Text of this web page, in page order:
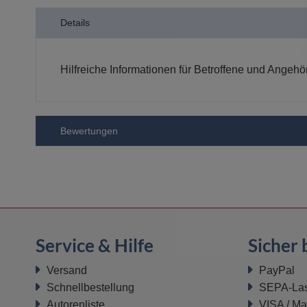
Bildergalerie
Details
Hilfreiche Informationen für Betroffene und
Bewertungen
Service & Hilfe
Versand
Schnellbestellung
Autorenliste
Sicher
PayPal
SEPA-
VISA /